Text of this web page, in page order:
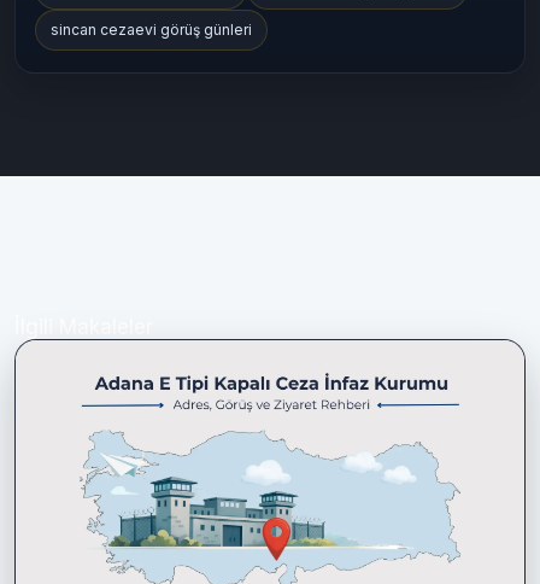
sincan cezaevi görüş günleri